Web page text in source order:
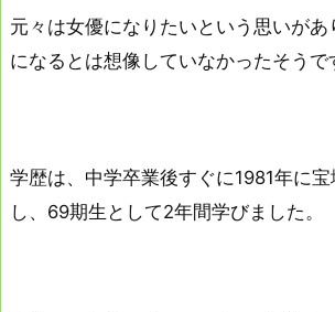
元々は女優になりたいという思いが
になるとは想像していなかったそうで
学歴は、中学卒業後すぐに1981年に
し、69期生として2年間学びました。